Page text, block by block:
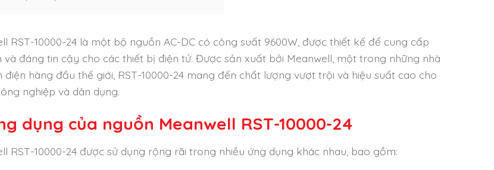
RST-10000-24 là một bộ nguồn AC-DC có công suất 9600W, được thiết kế để cung cấp
và đáng tin cậy cho các thiết bị điện tử. Được sản xuất bởi Meanwell, một trong những nhà
điện hàng đầu thế giới, RST-10000-24 mang đến chất lượng vượt trội và hiệu suất cao cho
nghiệp và dân dụng.
dụng của nguồn Meanwell RST-10000-24
RST-10000-24 được sử dụng rộng rãi trong nhiều ứng dụng khác nhau, bao gồm: